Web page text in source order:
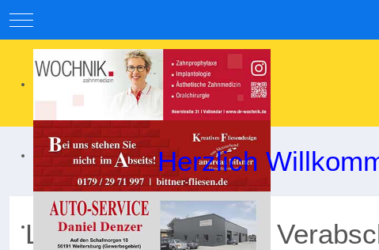
Mobile Menu Toggle
Herzlich
Leider kein Sieg zur